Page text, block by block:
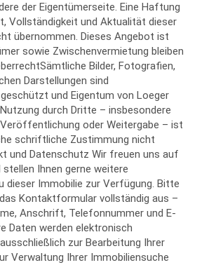
der Eigentümerseite. Eine Haftung
Vollständigkeit und Aktualität dieser
übernommen. Dieses Angebot ist
sowie Zwischenvermietung bleiben
Bilder, Fotografien,
Darstellungen sind
und Eigentum von Loeger
durch Dritte – insbesondere
oder Weitergabe – ist
schriftliche Zustimmung nicht
und Datenschutz Wir freuen uns auf
Ihnen gerne weitere
dieser Immobilie zur Verfügung. Bitte
Kontaktformular vollständig aus –
Anschrift, Telefonnummer und E-
Daten werden elektronisch
zur Bearbeitung Ihrer
Verwaltung Ihrer Immobiliensuche